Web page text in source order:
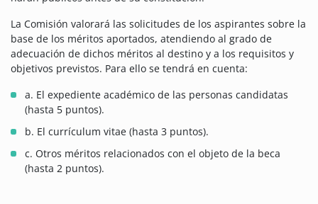
La Comisión valorará las solicitudes de los aspirantes sobre la
base de los méritos aportados, atendiendo al grado de
adecuación de dichos méritos al destino y a los requisitos y
objetivos previstos. Para ello se tendrá en cuenta:
a. El expediente académico de las personas candidatas
(hasta 5 puntos).
b. El currículum vitae (hasta 3 puntos).
c. Otros méritos relacionados con el objeto de la beca
(hasta 2 puntos).